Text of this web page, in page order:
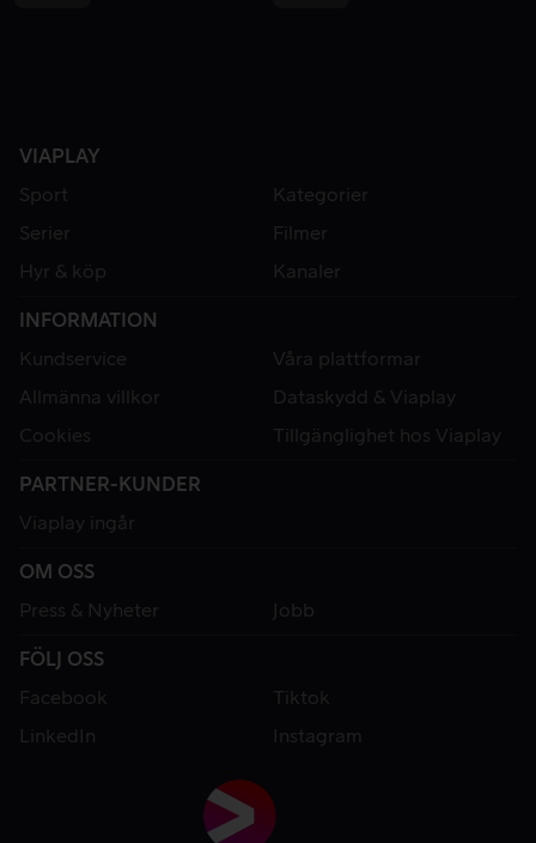
VIAPLAY
Sport
Kategorier
Serier
Filmer
Hyr & köp
Kanaler
INFORMATION
Kundservice
Våra plattformar
Allmänna villkor
Dataskydd & Viaplay
Cookies
Tillgänglighet hos Viaplay
PARTNER-KUNDER
Viaplay ingår
OM OSS
Press & Nyheter
Jobb
FÖLJ OSS
Facebook
Tiktok
LinkedIn
Instagram